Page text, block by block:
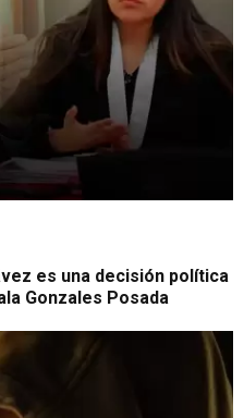
es una decisión política
Gonzales Posada